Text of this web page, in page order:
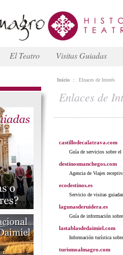
El Teatro Visitas Guiadas
Inicio :: Elnaces de Interés
Enlaces de
castillodecalatrava.com
Guía de servicios sobre
destinosmanchegos.com
Agencia de Viajes
ecodestinos.es
Servicio de visitas
lagunasderuidera.es
Guía de información
lastablasdedaimiel.com
Información turística
turismoalmagro.com